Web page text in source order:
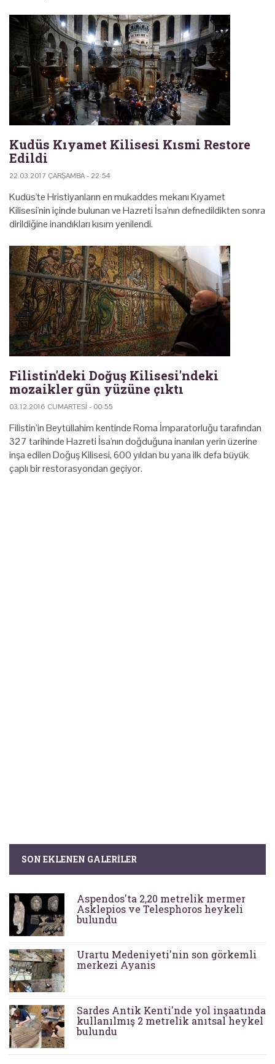
Kudüs Kıyamet Kilisesi Kısmi Restore
Edildi
22.03.2017 ÇARŞAMBA - 22:54
Kudüs'te Hristiyanların en mukaddes mekanı Kıyamet
Kilisesi'nin içinde bulunan ve Hazreti İsa'nın defnedildikten sonra
dirildiğine inandıkları kısım yenilendi.
Filistin'deki Doğuş Kilisesi'ndeki
mozaikler gün yüzüne çıktı
03.12.2016 CUMARTESI - 00:55
Filistin’in Beytüllahim kentinde Roma İmparatorluğu tarafından
327 tarihinde Hazreti İsa'nın doğduğuna inanılan yerin üzerine
inşa edilen Doğuş Kilisesi, 600 yıldan bu yana ilk defa büyük
çaplı bir restorasyondan geçiyor.
SON EKLENEN GALERILER
Aspendos'ta 2,20 metrelik mermer
Asklepios ve Telesphoros heykeli
bulundu
Urartu Medeniyeti'nin son görkemli
merkezi Ayanis
Sardes Antik Kenti'nde yol inşaatında
kullanılmış 2 metrelik anıtsal heykel
bulundu